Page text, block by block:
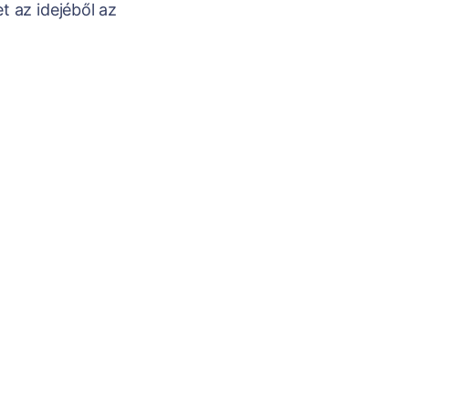
az idejéből az